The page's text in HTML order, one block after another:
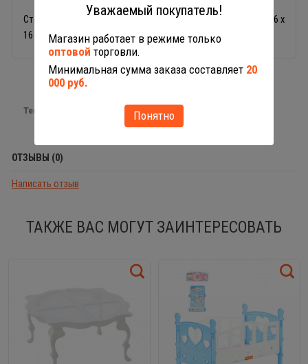
Столик Полесье имеет малый вес и компактные размеры: 16 х
16 см.
Теги:
ОТЗЫВЫ (0)
Написать отзыв
ТАКЖЕ ВАС МОГУТ ЗАИНТЕРЕСОВАТЬ
Уважаемый покупатель!
Магазин работает в режиме только
оптовой торговли.
Минимальная сумма заказа составляет 20
000 руб.
Понятно